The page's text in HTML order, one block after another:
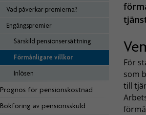
Vad påverkar premierna?
Engångspremier
Särskild pensionsersättning
Förmånligare villkor
Inlösen
Prognos för pensionskostnad
Bokföring av pensionsskuld
För
som
till